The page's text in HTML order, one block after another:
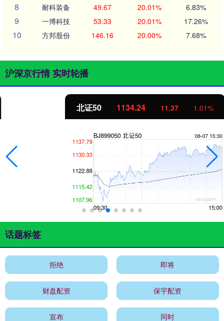
8 耐科装备 49.67 20.01% 6.83%
9 一博科技 53.33 20.01% 17.26%
10 方邦股份 146.16 20.00% 7.68%
沪深京行情 实时轮播
1134.24 11.37 1.01%
话题标签
拒绝 即将
财盘配资 保宇配资
宣布 同时